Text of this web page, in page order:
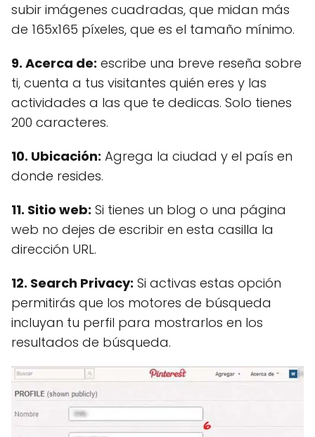
subir imágenes cuadradas, que midan más
de 165x165 píxeles, que es el tamaño mínimo.
9. Acerca de: escribe una breve reseña sobre
ti, cuenta a tus visitantes quién eres y las
actividades a las que te dedicas. Solo tienes
200 caracteres.
10. Ubicación: Agrega la ciudad y el país en
donde resides.
11. Sitio web: Si tienes un blog o una página
web no dejes de escribir en esta casilla la
dirección URL.
12. Search Privacy: Si activas estas opción
permitirás que los motores de búsqueda
incluyan tu perfil para mostrarlos en los
resultados de búsqueda.